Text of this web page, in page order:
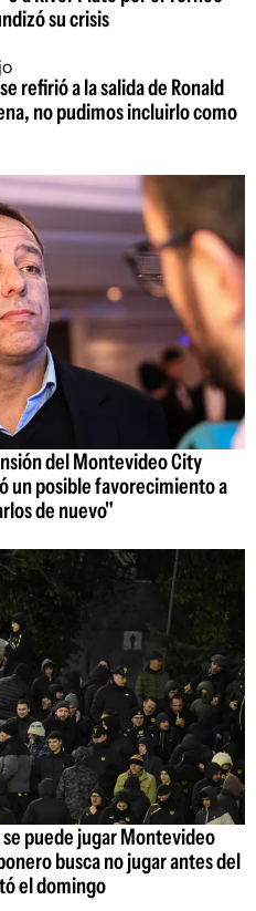
su crisis
refirió a la salida de Ronald
no pudimos incluirlo como
del Montevideo City
un posible favorecimiento a
de nuevo"
se puede jugar Montevideo
busca no jugar antes del
el domingo